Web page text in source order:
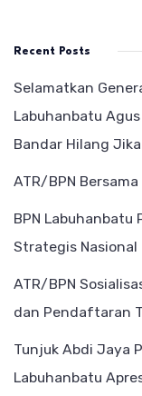
Recent Posts
Selamatkan
Labuhanbatu
Bandar Hilang
ATR/BPN
BPN Labuhanbatu
Strategis Nasional
ATR/BPN
dan Pendaftaran
Tunjuk Abdi Jaya
Labuhanbatu